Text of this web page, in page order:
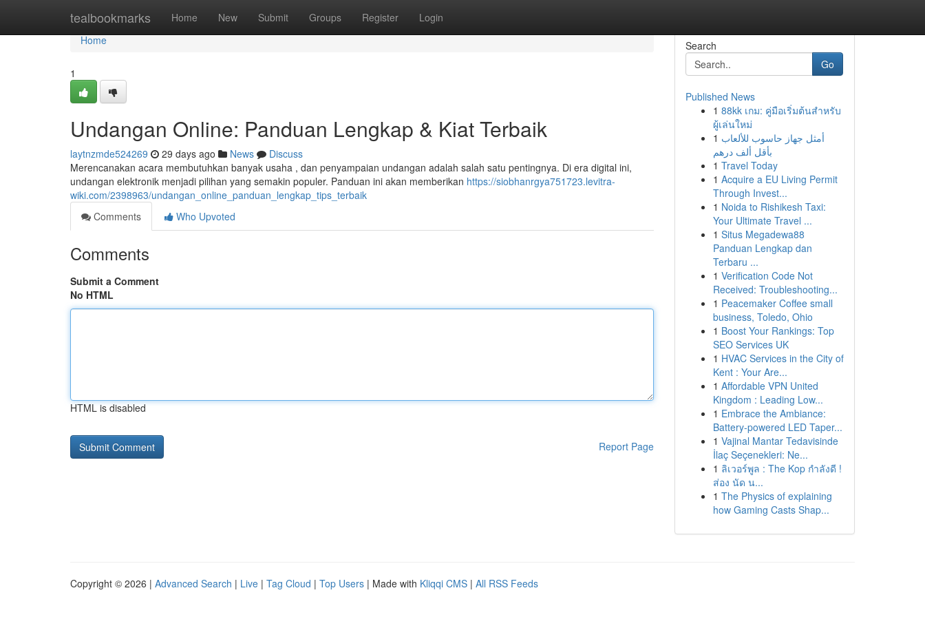
tealbookmarks Home New Submit Groups Register Login
Home
Home
1
Undangan Online: Panduan Lengkap & Kiat Terbaik
laytnzmde524269 29 days ago News
Discuss
Merencanakan acara membutuhkan banyak usaha , dan penyampaian undangan adalah salah satu pentingnya. Di era digital ini,
undangan elektronik menjadi pilihan yang semakin populer. Panduan ini akan memberikan https://siobhanrgya751723.levitra-
wiki.com/2398963/undangan_online_panduan_lengkap_tips_terbaik
Comments
Who Upvoted
Comments
Submit a Comment
No HTML
HTML is disabled
Report Page
Search
Go
Published News
1 88kk เกม: คู่มือเริ่มต้นสำหรับ
ผู้เล่นใหม่
1 أمثل جهاز حاسوب للألعاب
بأقل ألف درهم
1 Travel Today
1 Acquire a EU Living Permit
Through Invest...
1 Noida to Rishikesh Taxi:
Your Ultimate Travel ...
1 Situs Megadewa88
Panduan Lengkap dan
Terbaru ...
1 Verification Code Not
Received: Troubleshooting...
1 Peacemaker Coffee small
business, Toledo, Ohio
1 Boost Your Rankings: Top
SEO Services UK
1 HVAC Services in the City of
Kent : Your Are...
1 Affordable VPN United
Kingdom : Leading Low...
1 Embrace the Ambiance:
Battery-powered LED Taper...
1 Vajinal Mantar Tedavisinde
İlaç Seçenekleri: Ne...
1 ลิเวอร์พูล : The Kop กำลังดี !
ส่อง นัด น...
1 The Physics of explaining
how Gaming Casts Shap...
Copyright © 2026 | Advanced Search | Live | Tag Cloud | Top Users | Made with Kliqqi CMS | All RSS Feeds